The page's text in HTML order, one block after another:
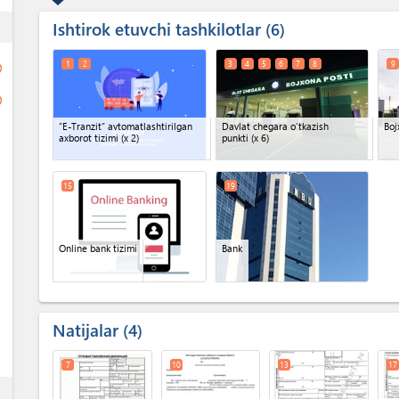
Ishtirok etuvchi tashkilotlar 6
“E-Tranzit” avtomatlashtirilgan
axborot tizimi (x 2)
1 2
Davlat chegara o‘tkazish
punkti (x 6)
3 4 5 6 7 8 9
Online bank tizimi
15
Bank
19
Natijalar 4
7 10 13 17